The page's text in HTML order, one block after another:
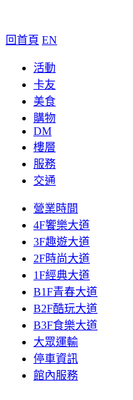
回首頁 EN
活動
卡友
美食
購物
DM
樓層
服務
交通
營業時間
4F饗樂大道
3F趣遊大道
2F時尚大道
1F經典大道
B1F青春大道
B2F酷玩大道
B3F食樂大道
大眾運輸
停車資訊
館內服務